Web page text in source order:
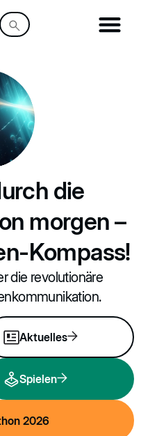
die
morgen –
Kompass!
die revolutionäre
Aktuelles
Spielen
2026